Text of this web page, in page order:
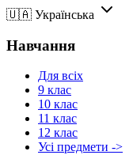
🇺🇦 Українська
Навчання
Для всіх
9 клас
10 клас
11 клас
12 клас
Усі предмети ->